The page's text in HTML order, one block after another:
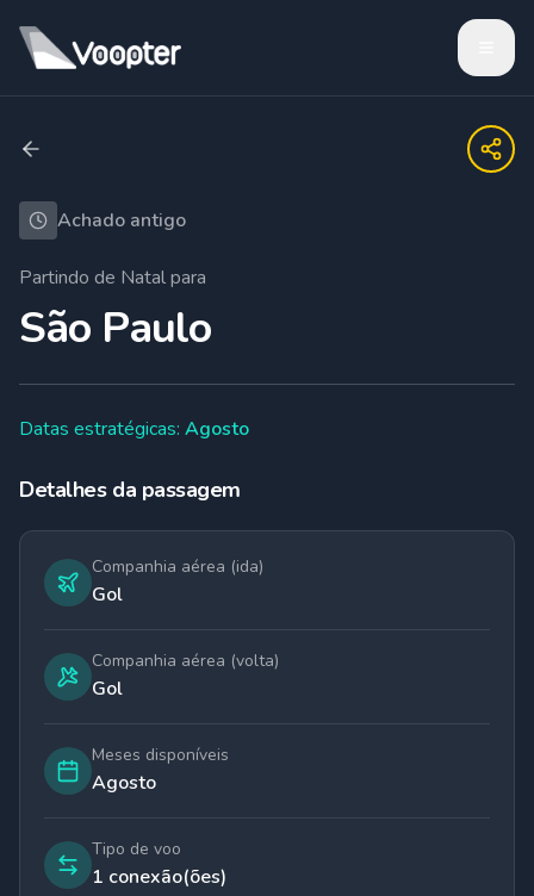
Achado antigo
Partindo de Natalpara
São Paulo
Datas estratégicas: Agosto
Detalhes da passagem
Companhia aérea (ida)
Gol
Companhia aérea (volta)
Gol
Meses disponíveis
Agosto
Tipo de voo
1 conexão(ões)